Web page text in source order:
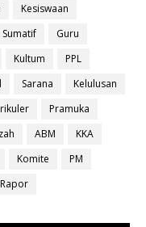
Kesiswaan
Sumatif
Guru
Kultum
PPL
Sarana
Kelulusan
Pramuka
ABM
KKA
Komite
PM
Rapor